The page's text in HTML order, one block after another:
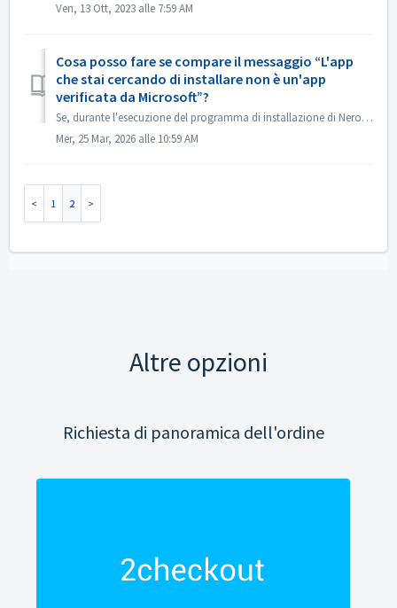
Ven, 13 Ott, 2023 alle 7:59 AM
Cosa posso fare se compare il messaggio “L'app
che stai cercando di installare non è un'app
verificata da Microsoft”?
Se, durante l'esecuzione del programma di installazione di Nero come illustrato di seguito, ricevi un errore del tipo “L'app che stai cercando di in...
Mer, 25 Mar, 2026 alle 10:59 AM
1 2
Altre opzioni
Richiesta di panoramica dell'ordine